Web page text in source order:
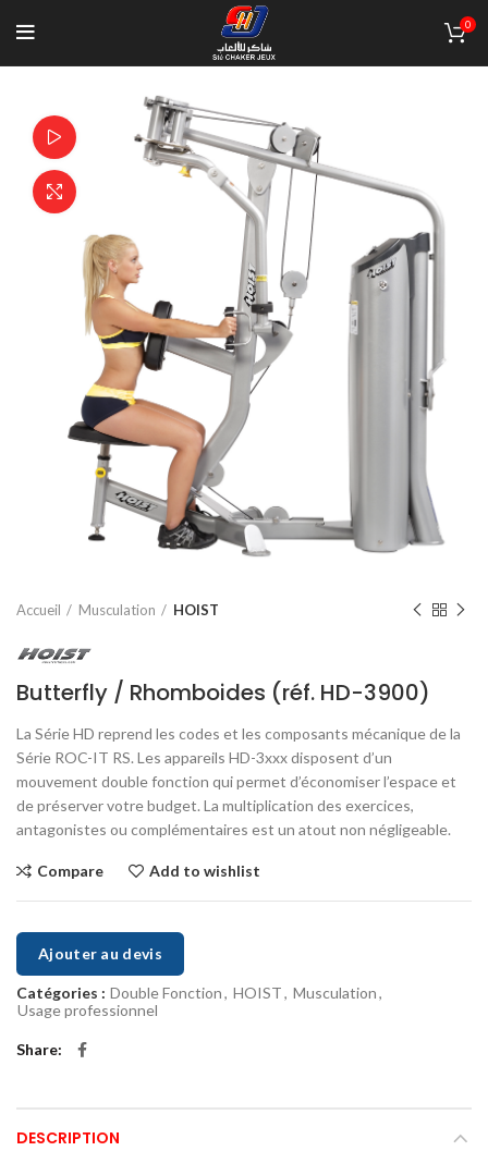
0
Watch video
Accueil Musculation HOIST
Butterfly / Rhomboides (réf. HD-3900)
La Série HD reprend les codes et les composants mécanique de la
Série ROC-IT RS. Les appareils HD-3xxx disposent d’un
mouvement double fonction qui permet d’économiser l’espace et
de préserver votre budget. La multiplication des exercices,
antagonistes ou complémentaires est un atout non négligeable.
Compare Add to wishlist
Ajouter au devis
Catégories : Double Fonction, HOIST, Musculation,
Usage professionnel
Share
DESCRIPTION